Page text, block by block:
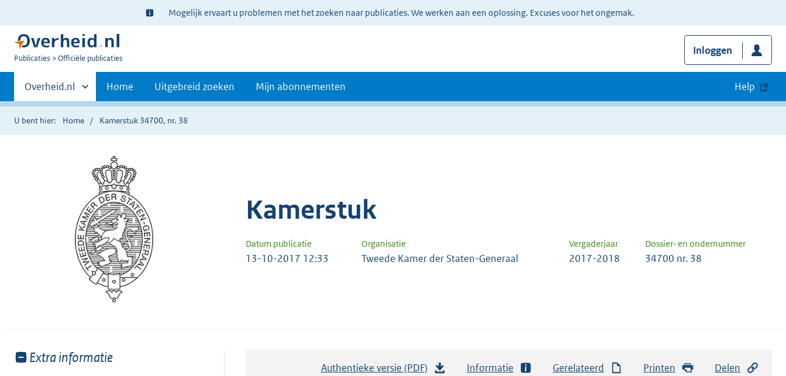
Ter
informatie:
Mogelijk ervaart u problemen met het zoeken naar publicaties. We werken aan een oplossing. Excuses voor het ongemak.
U
Publicaties Officiële publicaties
Inloggen
Primaire
navigatie
Andere
sites
binnen
Overheid.nl Home Uitgebreid zoeken Mijn abonnementen Help
U bent hier: Home Kamerstuk 34700, nr. 38
Kamerstuk
Datum publicatie Organisatie Vergaderjaar Dossier- en ondernummer
13-10-2017 12:33 Tweede Kamer der Staten-Generaal 2017-2018 34700 nr. 38
Toon
Extra informatie
Authentieke versie (PDF) Informatie Gerelateerd Printen Delen